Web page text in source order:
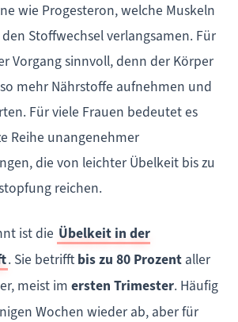
wie Progesteron, welche Muskeln
Stoffwechsel verlangsamen. Für
Vorgang sinnvoll, denn der Körper
mehr Nährstoffe aufnehmen und
Für viele Frauen bedeutet es
Reihe unangenehmer
die von leichter Übelkeit bis zu
reichen.
ist die Übelkeit in der
. Sie betrifft bis zu 80 Prozent aller
meist imersten Trimester. Häufig
Wochen wieder ab, aber für